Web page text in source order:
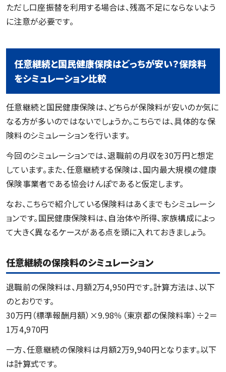
ただし口座振替を利用する場合は、残高不足にならないよう
に注意が必要です。
任意継続と国民健康保険はどっちが安い？保険料
をシミュレーション比較
任意継続と国民健康保険は、どちらが保険料が安いのか気に
なる方が多いのではないでしょうか。こちらでは、具体的な保
険料のシミュレーションを行います。
今回のシミュレーションでは、退職前の月収を30万円と想定
しています。また、任意継続する保険は、国内最大規模の健康
保険事業者である協会けんぽであると仮定します。
なお、こちらで紹介している保険料はあくまでもシミュレーシ
ョンです。国民健康保険料は、自治体や所得、家族構成によっ
て大きく異なるケースがある点を頭に入れておきましょう。
任意継続の保険料のシミュレーション
退職前の保険料は、月額2万4,950円です。計算方法は、以下
のとおりです。
30万円（標準報酬月額）×9.98％（東京都の保険料率）÷2＝
1万4,970円
一方、任意継続の保険料は月額2万9,940円となります。以下
は計算式です。